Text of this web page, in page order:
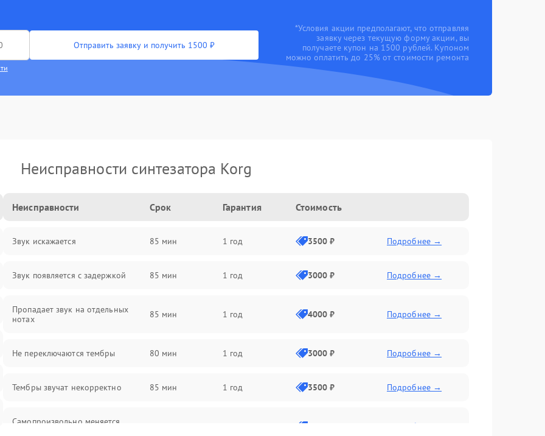
Отправить заявку и получить 1500 ₽
*Условия акции предполагают, что отправляя
заявку через текущую форму акции, вы
получаете купон на 1500 рублей. Купоном
можно оплатить до 25% от стоимости ремонта
Неисправности синтезатора Korg
Неисправности Срок Гарантия Стоимость
Звук искажается 85 мин 1 год 3500 ₽ Подробнее →
Звук появляется с задержкой 85 мин 1 год 3000 ₽ Подробнее →
Пропадает звук на отдельных
нотах
85 мин 1 год 4000 ₽ Подробнее →
Не переключаются тембры 80 мин 1 год 3000 ₽ Подробнее →
Тембры звучат некорректно 85 мин 1 год 3500 ₽ Подробнее →
Самопроизвольно меняется
2800 ₽ Подробнее →